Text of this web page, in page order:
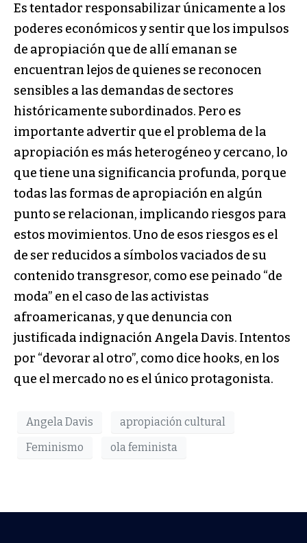
Es tentador responsabilizar únicamente a los
poderes económicos y sentir que los impulsos
de apropiación que de allí emanan se
encuentran lejos de quienes se reconocen
sensibles a las demandas de sectores
históricamente subordinados. Pero es
importante advertir que el problema de la
apropiación es más heterogéneo y cercano, lo
que tiene una significancia profunda, porque
todas las formas de apropiación en algún
punto se relacionan, implicando riesgos para
estos movimientos. Uno de esos riesgos es el
de ser reducidos a símbolos vaciados de su
contenido transgresor, como ese peinado “de
moda” en el caso de las activistas
afroamericanas, y que denuncia con
justificada indignación Angela Davis. Intentos
por “devorar al otro”, como dice hooks, en los
que el mercado no es el único protagonista.
Angela Davis
apropiación cultural
Feminismo
ola feminista